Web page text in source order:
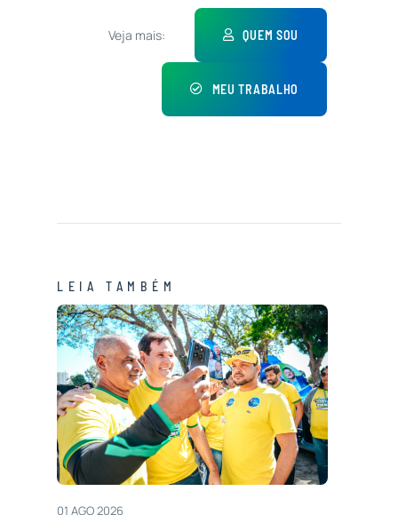
Veja mais: QUEM SOU
MEU TRABALHO
LEIA TAMBÉM
01 AGO 2026